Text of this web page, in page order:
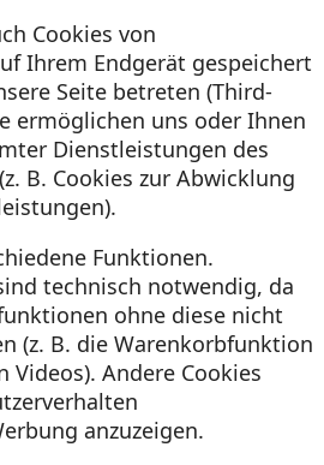
Cookies von
Ihrem Endgerät gespeichert
Seite betreten (Third-
ermöglichen uns oder Ihnen
Dienstleistungen des
B. Cookies zur Abwicklung
Funktionen.
technisch notwendig, da
ohne diese nicht
(z. B. die Warenkorbfunktion
Videos). Andere Cookies
anzuzeigen.